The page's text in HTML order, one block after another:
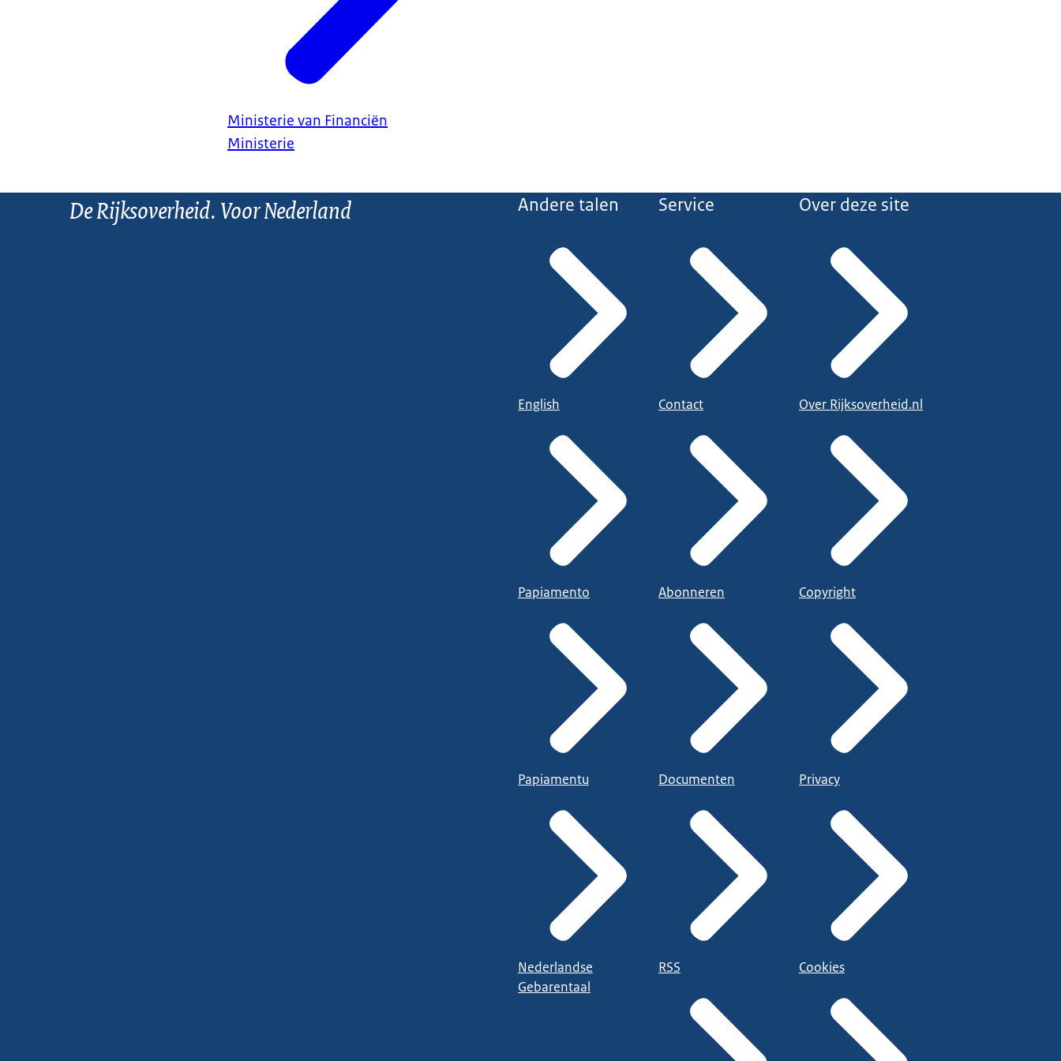
Ministerie van Financiën
Ministerie
De Rijksoverheid. Voor Nederland Andere talen
English
Papiamento
Papiamentu
Nederlandse
Gebarentaal
Service
Contact
Abonneren
Documenten
RSS
Over deze site
Over Rijksoverheid.nl
Copyright
Privacy
Cookies